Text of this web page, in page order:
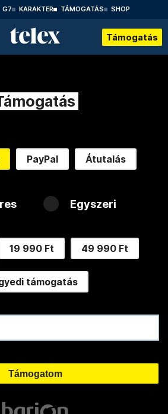
G7 KARAKTER TÁMOGATÁS SHOP
Támogatás
PayPal Átutalás
Egyszeri
19 990 Ft 49 990 Ft
támogatás